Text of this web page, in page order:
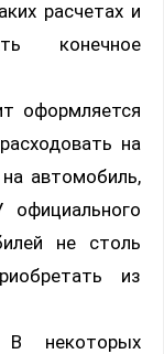
расчетах и
конечное
оформляется
на
автомобиль,
не столь
из
В некоторых